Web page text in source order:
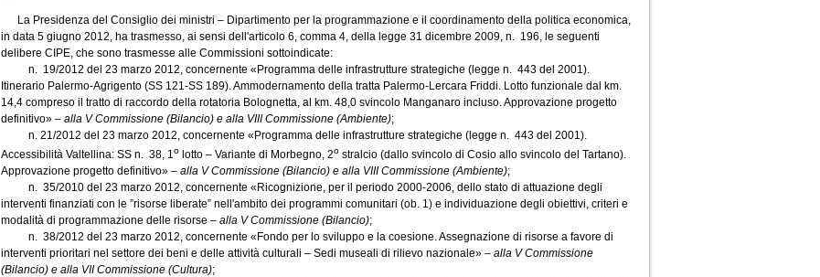
La Presidenza del Consiglio dei ministri – Dipartimento per la programmazione e il coordinamento della politica economica,
in data 5 giugno 2012, ha trasmesso, ai sensi dell'articolo 6, comma 4, della legge 31 dicembre 2009, n. 196, le seguenti
delibere CIPE, che sono trasmesse alle Commissioni sottoindicate:
n. 19/2012 del 23 marzo 2012, concernente «Programma delle infrastrutture strategiche (legge n. 443 del 2001).
Itinerario Palermo-Agrigento (SS 121-SS 189). Ammodernamento della tratta Palermo-Lercara Friddi. Lotto funzionale dal km.
14,4 compreso il tratto di raccordo della rotatoria Bolognetta, al km. 48,0 svincolo Manganaro incluso. Approvazione progetto
definitivo» – alla V Commissione (Bilancio) e alla VIII Commissione (Ambiente);
n. 21/2012 del 23 marzo 2012, concernente «Programma delle infrastrutture strategiche (legge n. 443 del 2001).
Accessibilità Valtellina: SS n. 38, 1o lotto – Variante di Morbegno, 2o stralcio (dallo svincolo di Cosio allo svincolo del Tartano).
Approvazione progetto definitivo» – alla V Commissione (Bilancio) e alla VIII Commissione (Ambiente);
n. 35/2010 del 23 marzo 2012, concernente «Ricognizione, per il periodo 2000-2006, dello stato di attuazione degli
interventi finanziati con le ”risorse liberate” nell'ambito dei programmi comunitari (ob. 1) e individuazione degli obiettivi, criteri e
modalità di programmazione delle risorse – alla V Commissione (Bilancio);
n. 38/2012 del 23 marzo 2012, concernente «Fondo per lo sviluppo e la coesione. Assegnazione di risorse a favore di
interventi prioritari nel settore dei beni e delle attività culturali – Sedi museali di rilievo nazionale» – alla V Commissione
(Bilancio) e alla VII Commissione (Cultura);